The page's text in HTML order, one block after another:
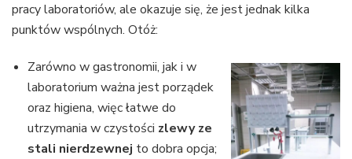
pracy laboratoriów, ale okazuje się, że jest jednak kilka
punktów wspólnych. Otóż:
Zarówno w gastronomii, jak i w
laboratorium ważna jest porządek
oraz higiena, więc łatwe do
utrzymania w czystości zlewy ze
stali nierdzewnej to dobra opcja;